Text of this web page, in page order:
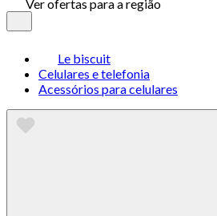
Ver ofertas para a região
Le biscuit
Celulares e telefonia
Acessórios para celulares